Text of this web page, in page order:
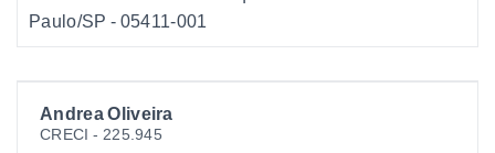
Andrea Oliveira
CRECI - 225.945
Paulo/SP - 05411-001